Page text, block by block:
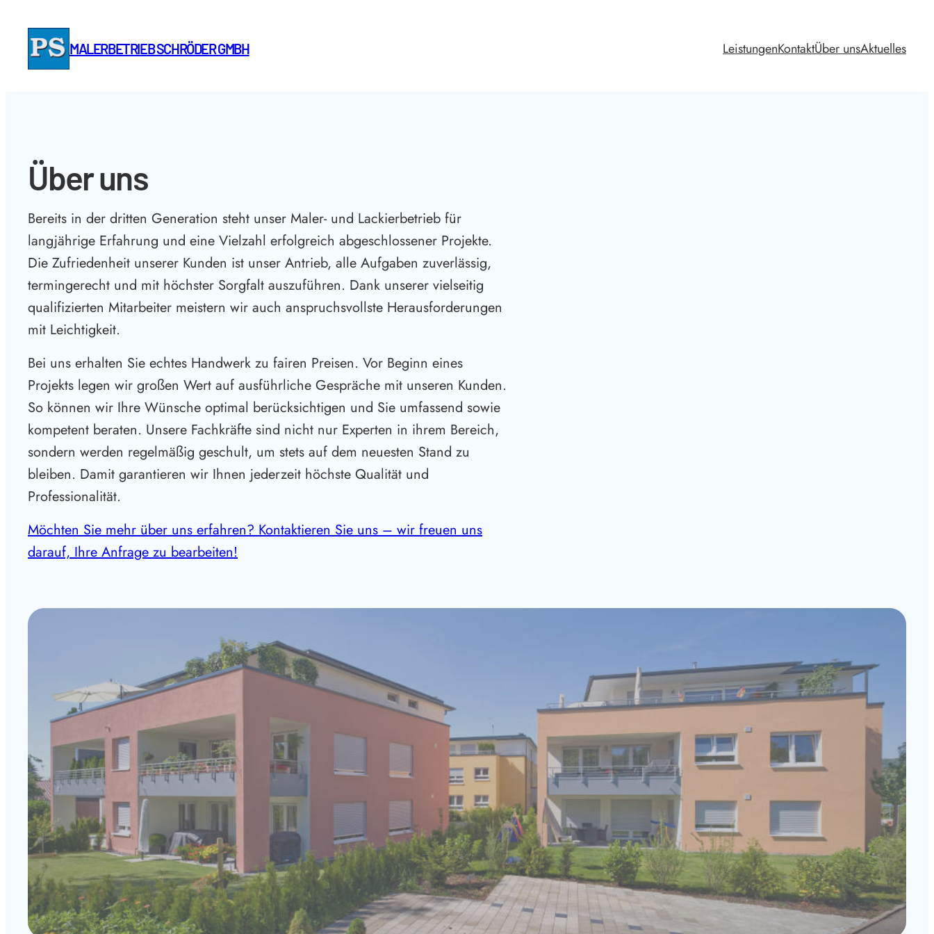
Inhalt
springen
MALERBETRIEB SCHRÖDER GMBH LeistungenKontaktÜber unsAktuelles
Über uns
Bereits in der dritten Generation steht unser Maler- und Lackierbetrieb für
langjährige Erfahrung und eine Vielzahl erfolgreich abgeschlossener Projekte.
Die Zufriedenheit unserer Kunden ist unser Antrieb, alle Aufgaben zuverlässig,
termingerecht und mit höchster Sorgfalt auszuführen. Dank unserer vielseitig
qualifizierten Mitarbeiter meistern wir auch anspruchsvollste Herausforderungen
mit Leichtigkeit.
Bei uns erhalten Sie echtes Handwerk zu fairen Preisen. Vor Beginn eines
Projekts legen wir großen Wert auf ausführliche Gespräche mit unseren Kunden.
So können wir Ihre Wünsche optimal berücksichtigen und Sie umfassend sowie
kompetent beraten. Unsere Fachkräfte sind nicht nur Experten in ihrem Bereich,
sondern werden regelmäßig geschult, um stets auf dem neuesten Stand zu
bleiben. Damit garantieren wir Ihnen jederzeit höchste Qualität und
Professionalität.
Möchten Sie mehr über uns erfahren? Kontaktieren Sie uns – wir freuen uns
darauf, Ihre Anfrage zu bearbeiten!